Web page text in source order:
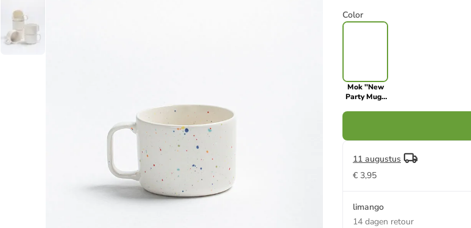
Color
Mok ''New
Party Mug''
11 augustus
€ 3,95
limango
14 dagen retour